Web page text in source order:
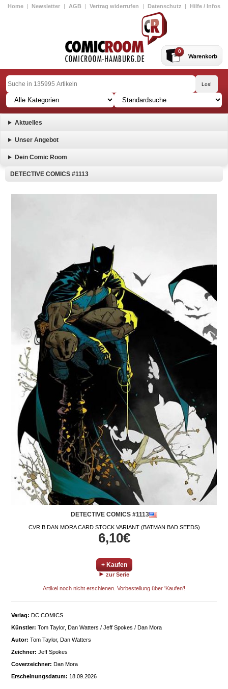
Home | Newsletter | AGB | Vertrag widerrufen | Datenschutz | Hilfe / Infos
0
Aktuelles
Unser Angebot
Dein Comic Room
DETECTIVE COMICS #1113
DETECTIVE COMICS #1113
CVR B DAN MORA CARD STOCK VARIANT (BATMAN BAD SEEDS)
6,10€
+ Kaufen
zur Serie
Artikel noch nicht erschienen. Vorbestellung über 'Kaufen'!
Verlag: DC COMICS
Künstler: Tom Taylor, Dan Watters / Jeff Spokes / Dan Mora
Autor: Tom Taylor, Dan Watters
Zeichner: Jeff Spokes
Coverzeichner: Dan Mora
Erscheinungsdatum: 18.09.2026